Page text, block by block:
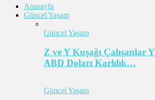
Anasayfa
Güncel Yaşam
Güncel Yaşam
Z ve Y Kuşağı Çalışanlar
ABD Doları Karlılık…
Güncel Yaşam